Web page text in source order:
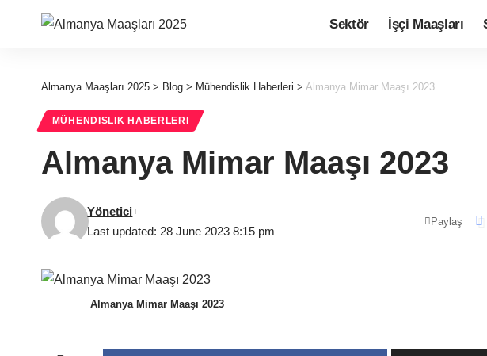
Sektör İşçi Maaşları
Almanya Maaşları 2025 > Blog > Mühendislik Haberleri > Almanya Mimar Maaşı 2023
MÜHENDISLIK HABERLERI
Almanya Mimar Maaşı 2023
Last updated: 28 June 2023 8:15 pm
Yönetici
Paylaş
Almanya Mimar Maaşı 2023